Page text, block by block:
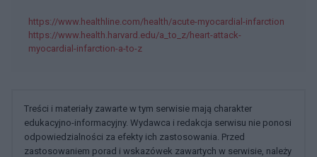
https://www.healthline.com/health/acute-myocardial-infarction
https://www.health.harvard.edu/a_to_z/heart-attack-
myocardial-infarction-a-to-z
Treści i materiały zawarte w tym serwisie mają charakter
edukacyjno-informacyjny. Wydawca i redakcja serwisu nie ponosi
odpowiedzialności za efekty ich zastosowania. Przed
zastosowaniem porad i wskazówek zawartych w serwisie, należy